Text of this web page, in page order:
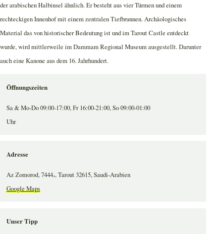
der arabischen Halbinsel ähnlich. Er besteht aus vier Türmen und einem
rechteckigen Innenhof mit einem zentralen Tiefbrunnen. Archäologisches
Material das von historischer Bedeutung ist und im Tarout Castle entdeckt
wurde, wird mittlerweile im Dammam Regional Museum ausgestellt. Darunter
auch eine Kanone aus dem 16. Jahrhundert.
Öffnungszeiten
Sa & Mo-Do 09:00-17:00, Fr 16:00-21:00, So 09:00-01:00
Uhr
Adresse
Az Zomorod, 7444،, Tarout 32615, Saudi-Arabien
Google Maps
Unser Tipp